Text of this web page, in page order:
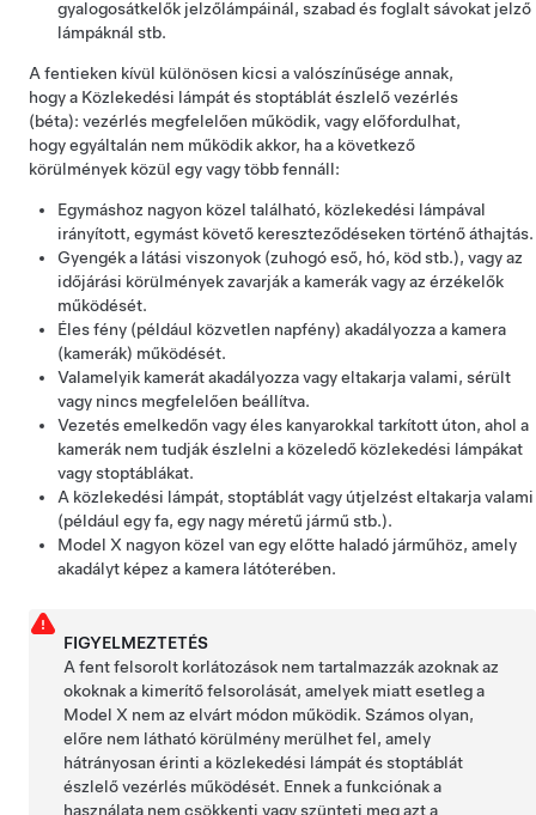
gyalogosátkelők jelzőlámpáinál, szabad és foglalt sávokat jelző
lámpáknál stb.
A fentieken kívül különösen kicsi a valószínűsége annak,
hogy a Közlekedési lámpát és stoptáblát észlelő vezérlés
(béta): vezérlés megfelelően működik, vagy előfordulhat,
hogy egyáltalán nem működik akkor, ha a következő
körülmények közül egy vagy több fennáll:
Egymáshoz nagyon közel található, közlekedési lámpával
irányított, egymást követő kereszteződéseken történő áthajtás.
Gyengék a látási viszonyok (zuhogó eső, hó, köd stb.), vagy az
időjárási körülmények zavarják a kamerákvagy az érzékelők
működését.
Éles fény (például közvetlen napfény) akadályozza a kamera
(kamerák) működését.
Valamelyik kamerát akadályozza vagy eltakarja valami, sérült
vagy nincs megfelelően beállítva.
Vezetés emelkedőn vagy éles kanyarokkal tarkított úton, ahol a
kamerák nem tudják észlelni a közeledő közlekedési lámpákat
vagy stoptáblákat.
A közlekedési lámpát, stoptáblát vagy útjelzést eltakarja valami
(például egy fa, egy nagy méretű jármű stb.).
Model X nagyon közel van egy előtte haladó járműhöz, amely
akadályt képez a kamera látóterében.
FIGYELMEZTETÉS
A fent felsorolt korlátozások nem tartalmazzák azoknak az
okoknak a kimerítő felsorolását, amelyek miatt esetleg a
Model X nem az elvárt módon működik. Számos olyan,
előre nem látható körülmény merülhet fel, amely
hátrányosan érinti a közlekedési lámpát és stoptáblát
észlelő vezérlés működését. Ennek a funkciónak a
használata nem csökkenti vagy szünteti meg azt a